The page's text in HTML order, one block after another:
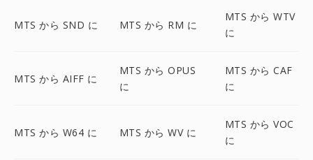
MTS から SND に MTS から RM に
MTS から WTV
に
MTS から AIFF に
MTS から OPUS
に
MTS から CAF
に
MTS から W64 に MTS から WV に
MTS から VOC
に